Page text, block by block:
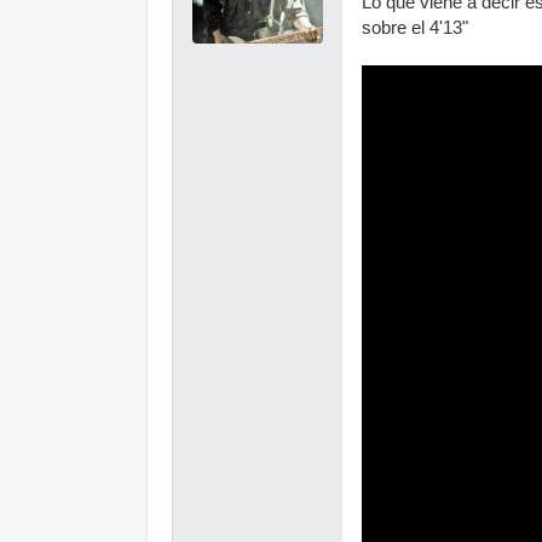
sobre el 4'13"